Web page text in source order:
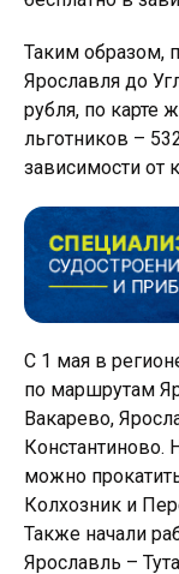
Таким образом,
Ярославля до
рубля, по карте
льготников –
зависимости от
С 1 мая в
по маршрутам
Вакарево,
Константиново.
можно
Колхозник и
Также начали
Ярославль –